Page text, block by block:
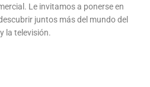
Le invitamos a ponerse en
juntos más del mundo del
la televisión.